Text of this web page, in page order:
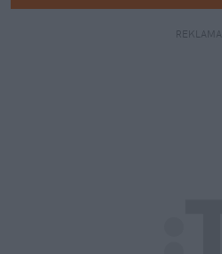
REKLAMA